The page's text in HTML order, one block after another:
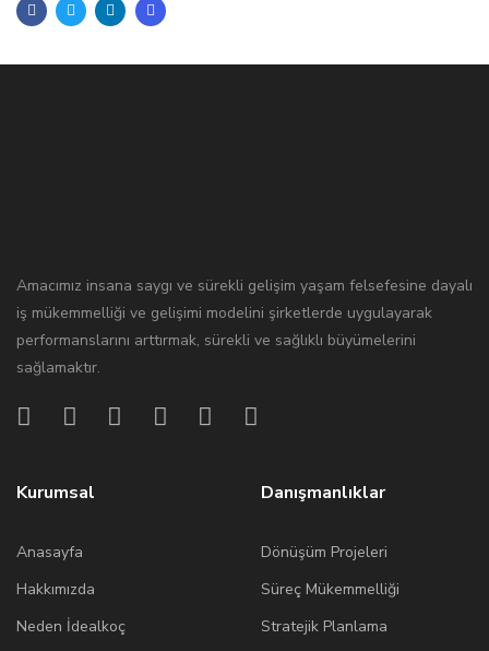
Amacımız insana saygı ve sürekli gelişim yaşam felsefesine dayalı
iş mükemmelliği ve gelişimi modelini şirketlerde uygulayarak
performanslarını arttırmak, sürekli ve sağlıklı büyümelerini
sağlamaktır.
Kurumsal
Anasayfa
Hakkımızda
Neden İdealkoç
Danışmanlıklar
Dönüşüm Projeleri
Süreç Mükemmelliği
Stratejik Planlama